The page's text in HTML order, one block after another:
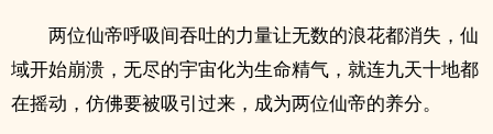
两位仙帝呼吸间吞吐的力量让无数的浪花都消失，仙
域开始崩溃，无尽的宇宙化为生命精气，就连九天十地都
在摇动，仿佛要被吸引过来，成为两位仙帝的养分。